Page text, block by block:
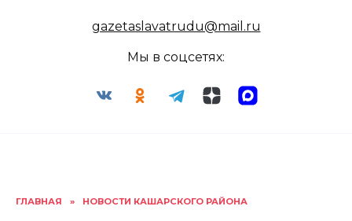
gazetaslavatrudu@mail.ru
Мы в соцсетях:
ГЛАВНАЯ » НОВОСТИ КАШАРСКОГО РАЙОНА